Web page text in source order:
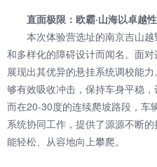
直面极限：欧霸·山海以卓越
本次体验营选址的南京吉山越
和多样化的障碍设计而闻名。面
展现出其优异的悬挂系统调校能
够有效吸收冲击，保持车身平稳，
而在20-30度的连续爬坡路段，车
系统协同工作，提供了源源不断
能轻松、从容地向上攀爬。